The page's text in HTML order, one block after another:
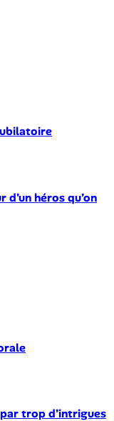
héros qu’on
trop d’intrigues